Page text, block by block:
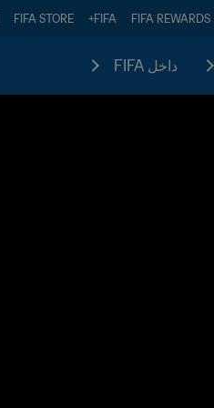
FIFA REWARDS
FIFA+
FIFA STORE
داخل FIFA